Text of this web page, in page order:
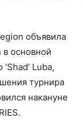
объявила
в основной
Luba,
турнира
накануне